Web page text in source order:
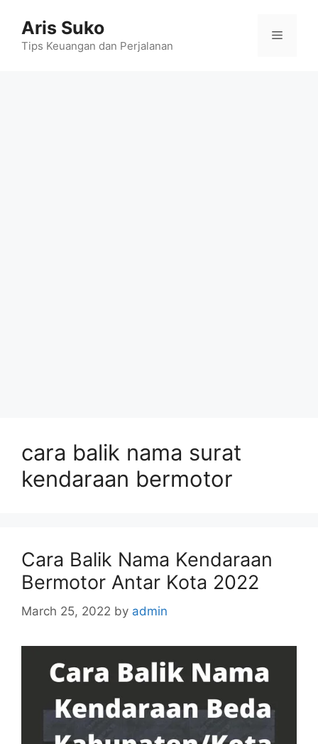
content
Aris Suko
Tips Keuangan dan Perjalanan
Menu
cara balik nama surat
kendaraan bermotor
Cara Balik Nama Kendaraan
Bermotor Antar Kota 2022
March 25, 2022 by admin